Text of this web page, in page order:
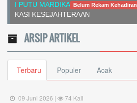
I PUTU MARDIKA Belum Rekam Kehadiran
KASI KESEJAHTERAAN
ARSIP ARTIKEL
Terbaru Populer Acak
09 Juni 2026 |
74 Kali